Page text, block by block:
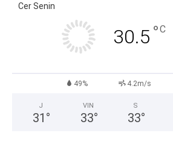
Cer Senin
30.5 °C
49% 4.2m/s
J
31 °
VIN
33°
S
33°